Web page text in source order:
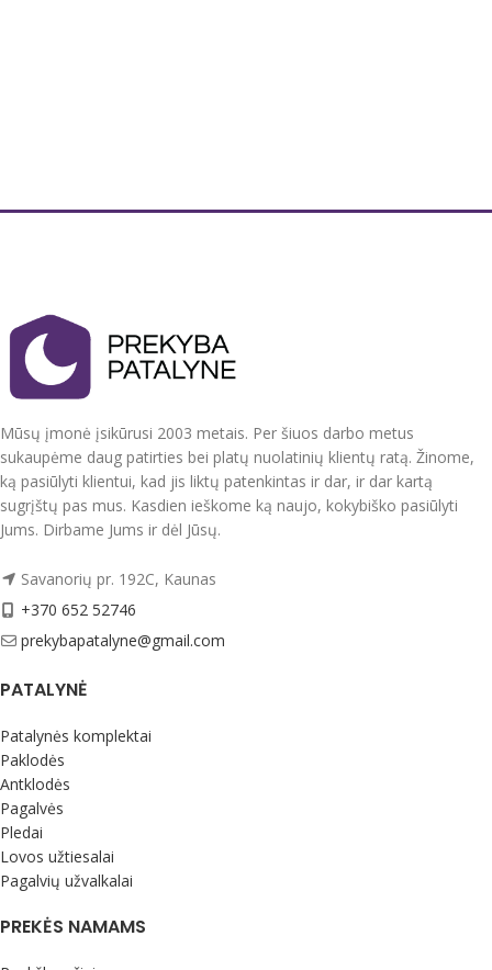
Mūsų įmonė įsikūrusi 2003 metais. Per šiuos darbo metus
sukaupėme daug patirties bei platų nuolatinių klientų ratą. Žinome,
ką pasiūlyti klientui, kad jis liktų patenkintas ir dar, ir dar kartą
sugrįštų pas mus. Kasdien ieškome ką naujo, kokybiško pasiūlyti
Jums. Dirbame Jums ir dėl Jūsų.
Savanorių pr. 192C, Kaunas
+370 652 52746
prekybapatalyne@gmail.com
PATALYNĖ
Patalynės komplektai
Paklodės
Antklodės
Pagalvės
Pledai
Lovos užtiesalai
Pagalvių užvalkalai
PREKĖS NAMAMS